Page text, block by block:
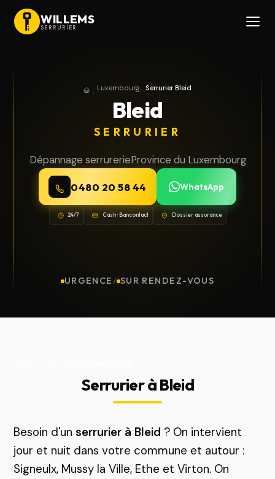
WILLEMS
SERRURIER
AccueilProvince du Luxembourg
Luxembourg Serrurier Bleid
Bleid
SERRURIER
Dépannage serrurerieProvince du Luxembourg
0480 20 58 44 WhatsApp
24/7 Cash · Bancontact Dossier assurance
URGENCE / SUR RENDEZ-VOUS
Serrurier à Bleid
Besoin d'unserrurier à Bleid ? On intervient
jour et nuit dans votre commune et autour :
Signeulx, Mussy la Ville, Ethe et Virton. On